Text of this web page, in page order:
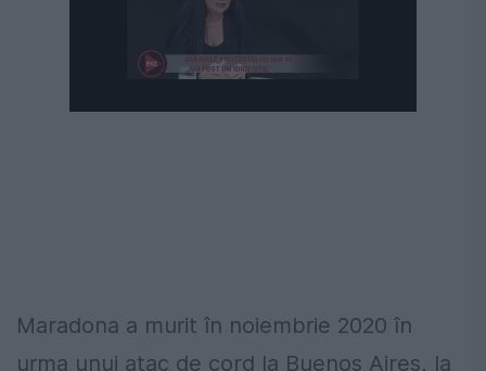
Maradona a murit în noiembrie 2020 în
urma unui atac de cord la Buenos Aires, la